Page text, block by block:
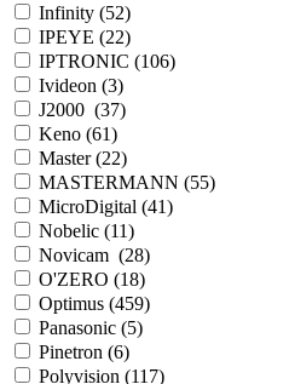
Infinity (52)
IPEYE (22)
IPTRONIC (106)
Ivideon (3)
J2000 (37)
Keno (61)
Master (22)
MASTERMANN (55)
MicroDigital (41)
Nobelic (11)
Novicam (28)
O'ZERO (18)
Optimus (459)
Panasonic (5)
Pinetron (6)
Polyvision (117)